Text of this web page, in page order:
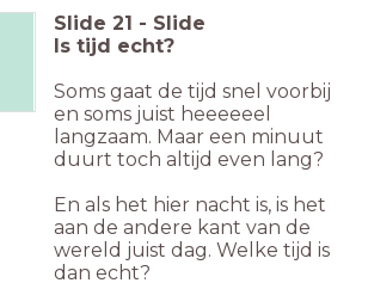
Slide 21 - Slide
Is tijd echt?
Soms gaat de tijd snel voorbij
en soms juist heeeeeel
langzaam. Maar een minuut
duurt toch altijd even lang?
En als het hier nacht is, is het
aan de andere kant van de
wereld juist dag. Welke tijd is
dan echt?